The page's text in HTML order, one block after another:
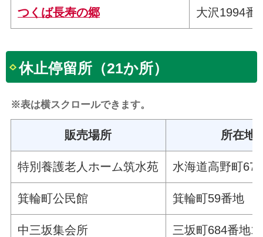
つくば長寿の郷 大沢1994番
休止停留所（21か所）
※表は横スクロールできます。
販売場所 所在地
特別養護老人ホーム筑水苑 水海道高野町
箕輪町公民館 箕輪町59番地
中三坂集会所 三坂町684番地1